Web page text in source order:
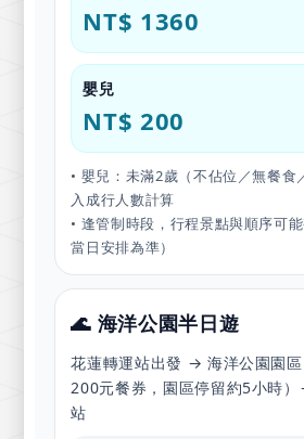
NT$ 1360
嬰兒
NT$ 200
• 嬰兒：未滿2歲（不佔位／無餐食
入成行人數計算
• 逢管制時段，行程景點與順序可
當日安排為準）
🌊 海洋公園半日遊
花蓮轉運站出發 → 海洋公園園
200元餐券，園區停留約5小時
站